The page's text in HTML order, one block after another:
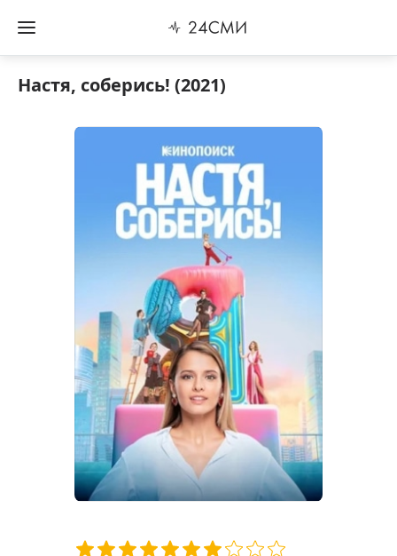
Настя, соберись! (2021)